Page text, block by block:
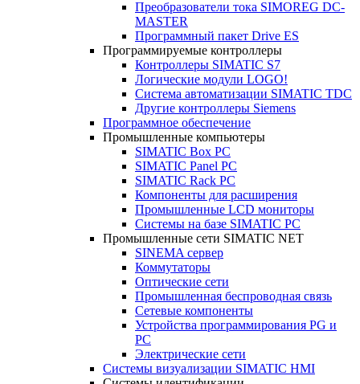
Преобразователи тока SIMOREG DC-
MASTER
Программный пакет Drive ES
Программируемые контроллеры
Контроллеры SIMATIC S7
Логические модули LOGO!
Система автоматизации SIMATIC TDC
Другие контроллеры Siemens
Программное обеспечение
Промышленные компьютеры
SIMATIC Box PC
SIMATIC Panel PС
SIMATIC Rack PC
Компоненты для расширения
Промышленные LCD мониторы
Системы на базе SIMATIC PC
Промышленные сети SIMATIC NET
SINEMA сервер
Коммутаторы
Оптические сети
Промышленная беспроводная связь
Сетевые компоненты
Устройства программирования PG и
PC
Электрические сети
Системы визуализации SIMATIC HMI